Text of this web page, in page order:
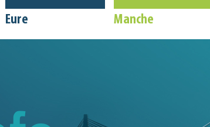
Eure Manche